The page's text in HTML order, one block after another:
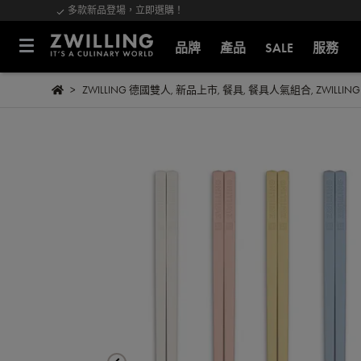
多款新品登場，立即選購！
品牌 產品 SALE 服務
ZWILLING 德國雙人, 新品上市, 餐具, 餐具人氣組合,